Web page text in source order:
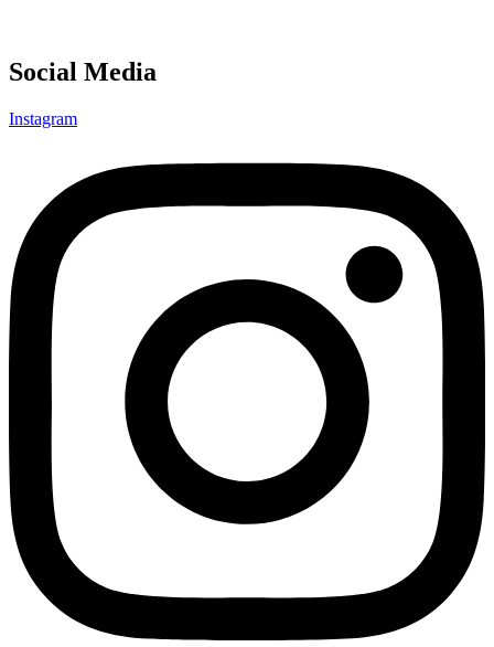
Social Media
Instagram